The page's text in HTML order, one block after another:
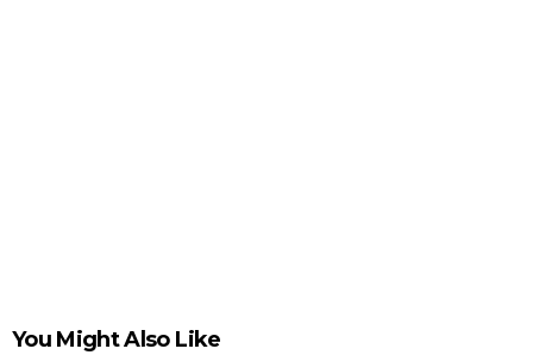
You Might Also Like